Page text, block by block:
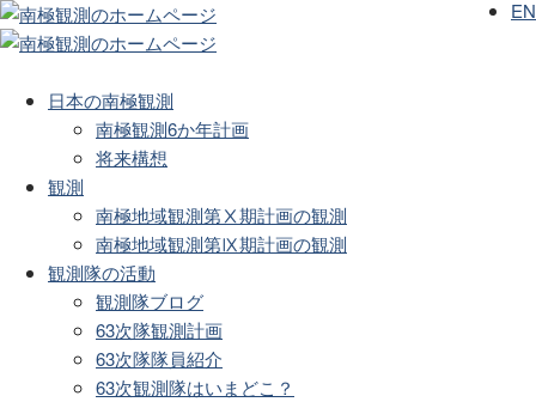
日本の南極観測
南極観測6か年計画
将来構想
観測
南極地域観測第Ⅹ期計画の観測
南極地域観測第Ⅸ期計画の観測
観測隊の活動
観測隊ブログ
63次隊観測計画
63次隊隊員紹介
63次観測隊はいまどこ？
EN